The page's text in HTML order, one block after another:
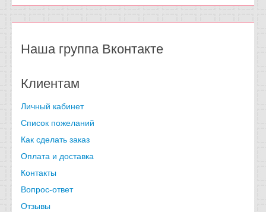
Наша группа Вконтакте
Клиентам
Личный кабинет
Список пожеланий
Как сделать заказ
Оплата и доставка
Контакты
Вопрос-ответ
Отзывы